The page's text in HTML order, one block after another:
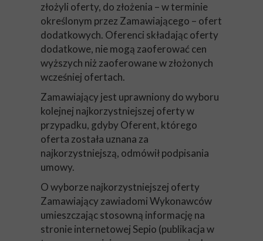
złożyli oferty, do złożenia – w terminie
określonym przez Zamawiającego – ofert
dodatkowych. Oferenci składając oferty
dodatkowe, nie mogą zaoferować cen
wyższych niż zaoferowane w złożonych
wcześniej ofertach.
Zamawiający jest uprawniony do wyboru
kolejnej najkorzystniejszej oferty w
przypadku, gdyby Oferent, którego
oferta została uznana za
najkorzystniejszą, odmówił podpisania
umowy.
O wyborze najkorzystniejszej oferty
Zamawiający zawiadomi Wykonawców
umieszczając stosowną informację na
stronie internetowej Sepio (publikacja w